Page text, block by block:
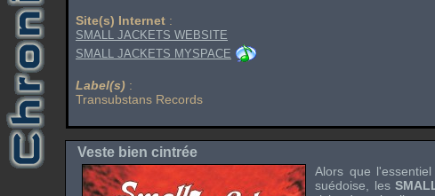
Site(s) Internet :
SMALL JACKETS WEBSITE
SMALL JACKETS MYSPACE
Label(s) :
Transubstans Records
Veste bien cintrée
Alors que
suédoise, les